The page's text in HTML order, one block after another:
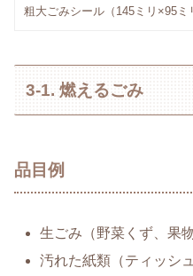
粗大ごみシール（145ミリ×95ミ
3-1. 燃えるごみ
品目例
生ごみ（野菜くず、果
汚れた紙類（ティッシ